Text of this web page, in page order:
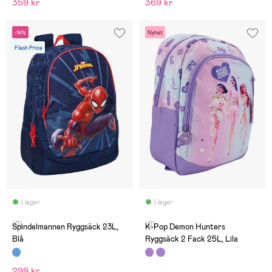
359 kr 369 kr
-14%
Flash Price
I lager
(0)
Spindelmannen Ryggsäck 23L,
Blå
Nyhet
I lager
(0)
K-Pop Demon Hunters
Ryggsäck 2 Fack 25L, Lila